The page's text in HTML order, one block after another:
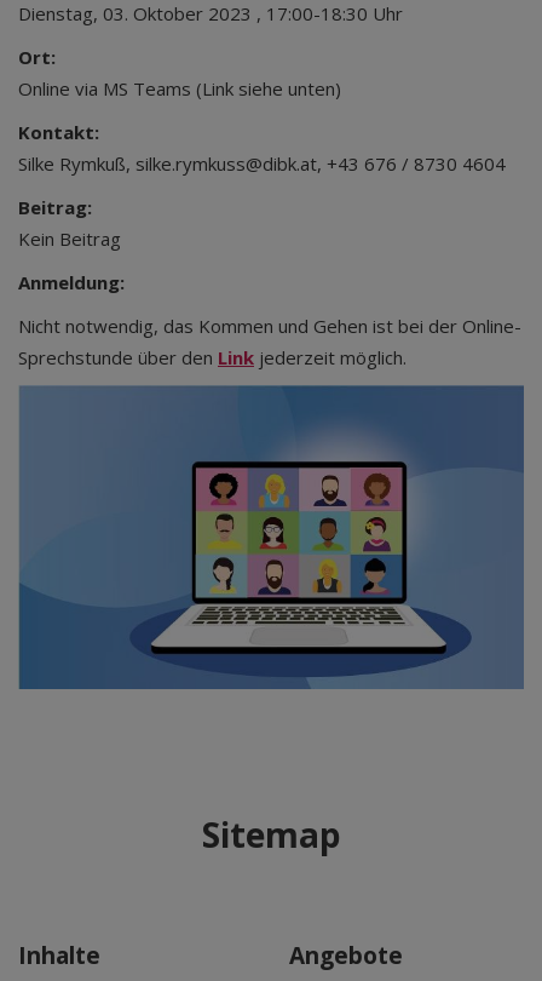
Dienstag, 03. Oktober 2023 , 17:00-18:30 Uhr
Ort:
Online via MS Teams (Link siehe unten)
Kontakt:
Silke Rymkuß, silke.rymkuss@dibk.at, +43 676 / 8730 4604
Beitrag:
Kein Beitrag
Anmeldung:
Nicht notwendig, das Kommen und Gehen ist bei der Online-
Sprechstunde über den Link jederzeit möglich.
Sitemap
Inhalte Angebote